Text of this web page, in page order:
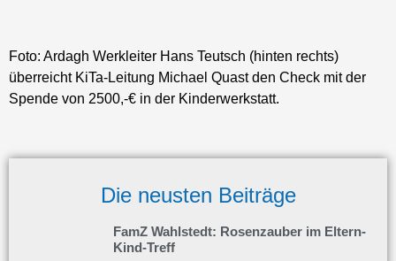
Die neusten Beiträge
FamZ Wahlstedt: Rosenzauber im Eltern-
Kind-Treff
Foto: Ardagh Werkleiter Hans Teutsch (hinten rechts)
überreicht KiTa-Leitung Michael Quast den Check mit der
Spende von 2500,-€ in der Kinderwerkstatt.